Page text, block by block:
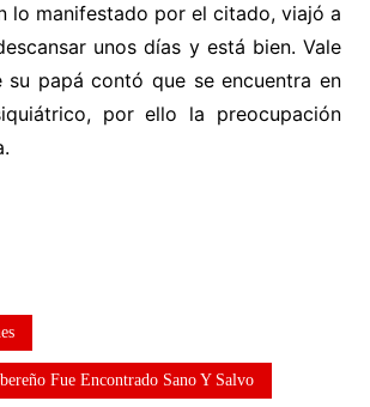
lo manifestado por el citado, viajó a
unos días y está bien. Vale
su papá contó que se encuentra en
por ello la preocupación
Fue Encontrado Sano Y Salvo